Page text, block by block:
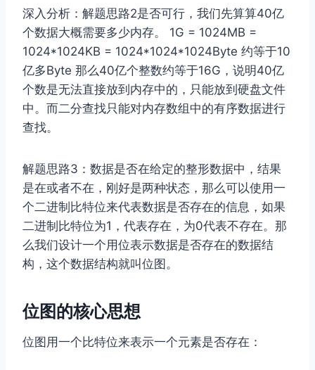
深⼊分析：解题思路2是否可⾏，我们先算算40亿
个数据⼤概需要多少内存。 1G = 1024MB =
1024*1024KB = 1024*1024*1024Byte 约等于10
亿多Byte 那么40亿个整数约等于16G，说明40亿
个数是⽆法直接放到内存中的，只能放到硬盘⽂件
中。⽽⼆分查找只能对内存数组中的有序数据进⾏
查找。
解题思路3：数据是否在给定的整形数据中，结果
是在或者不在，刚好是两种状态，那么可以使⽤⼀
个⼆进制⽐特位来代表数据是否存在的信息，如果
⼆进制⽐特位为1，代表存在，为0代表不存在。那
么我们设计⼀个⽤位表⽰数据是否存在的数据结
构，这个数据结构就叫位图。
位图的核心思想
位图用一个比特位来表示一个元素是否存在：